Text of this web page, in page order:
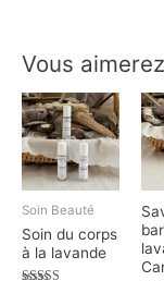
Vous
Soin Beauté
Soin du corps
à la lavande